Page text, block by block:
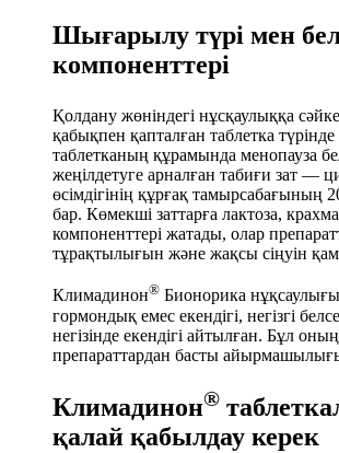
Шығарылу түрі мен
компоненттері
Қолдану жөніндегі нұсқаулыққа
қабықпен қапталған таблетка
таблетканың құрамында менопауза
жеңілдетуге арналған табиғи зат —
өсімдігінің құрғақ тамырсабағының
бар. Көмекші заттарға лактоза,
компоненттері жатады, олар
тұрақтылығын және жақсы сіңуін
Климадинон® Бионорика
гормондық емес екендігі, негізгі
негізінде екендігі айтылған. Бұл
препараттардан басты
Климадинон®
қалай қабылдау керек